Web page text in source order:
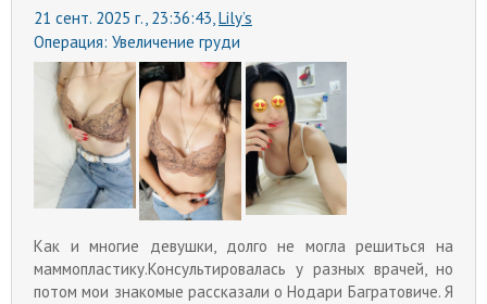
21 сент. 2025 г., 23:36:43, Lily’s
Операция: Увеличение груди
Как и многие девушки, долго не могла решиться на
маммопластику.Консультировалась у разных врачей, но
потом мои знакомые рассказали о Нодари Багратовиче. Я